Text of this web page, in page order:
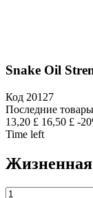
Snake Oil
Код 20127
Последние
13,20 £ 16,50 £ -
Time left
Жизненная